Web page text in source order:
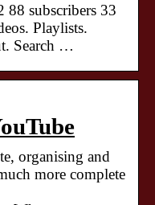
88 subscribers 33
Playlists.
Search …
organising and
more complete